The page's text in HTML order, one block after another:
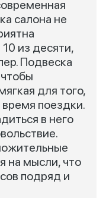
салона не
10 из десяти,
Подвеска
для того,
поездки.
в него
на мысли, что
подряд и